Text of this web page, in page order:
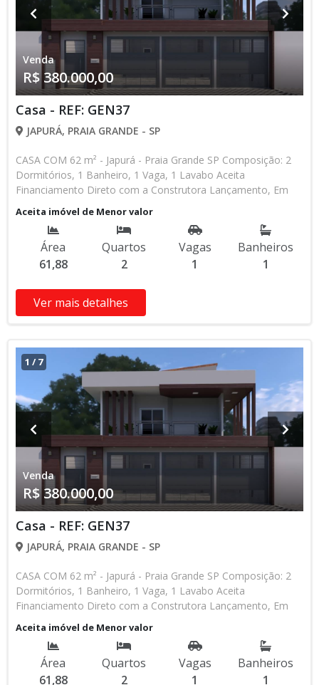
Venda
R$ 380.000,00
Casa - REF: GEN37
JAPURÁ, PRAIA GRANDE - SP
CASA COM 62 m² - Japurá - Praia Grande SP Composição: 2
Dormitórios, 1 Banheiro, 1 Vaga, 1 Lavabo Aceita
Financiamento Direto com a Construtora Lançamento, Em
Obras Entrada de R$ 85.000,00 84 Parcelas Mensais de R$
2.476,16 8 Parcelas Anuais de R$ 4.000,00 R$ 25.000,00
Entrega das Chaves R$ 380.000,00 valor Total * Os valores e
disponibilidade podem ser alterados sem prévio aviso. Favor
verificar entrando em contato com nossa equipe
Aceita imóvel de Menor valor
Área
61,88
Quartos
2
Vagas
1
Banheiros
1
Ver mais detalhes
1 /7
Venda
R$ 380.000,00
Casa - REF: GEN37
JAPURÁ, PRAIA GRANDE - SP
CASA COM 62 m² - Japurá - Praia Grande SP Composição: 2
Dormitórios, 1 Banheiro, 1 Vaga, 1 Lavabo Aceita
Financiamento Direto com a Construtora Lançamento, Em
Obras Entrada de R$ 85.000,00 84 Parcelas Mensais de R$
2.476,16 8 Parcelas Anuais de R$ 4.000,00 R$ 25.000,00
Entrega das Chaves R$ 380.000,00 valor Total * Os valores e
disponibilidade podem ser alterados sem prévio aviso. Favor
verificar entrando em contato com nossa equipe
Aceita imóvel de Menor valor
Área
61,88
Quartos
2
Vagas
1
Banheiros
1